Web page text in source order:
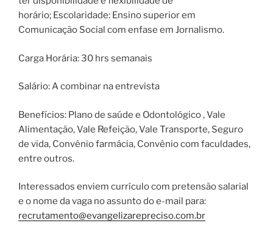
horário; Escolaridade: Ensino superior em
Comunicação Social com enfase em Jornalismo.
Carga Horária: 30 hrs semanais
Salário: A combinar na entrevista
Benefícios: Plano de saúde e Odontológico , Vale
Alimentação, Vale Refeição, Vale Transporte, Seguro
de vida, Convênio farmácia, Convênio com faculdades,
entre outros.
Interessados enviem currículo com pretensão salarial
e o nome da vaga no assunto do e-mail para:
recrutamento@evangelizarepreciso.com.br